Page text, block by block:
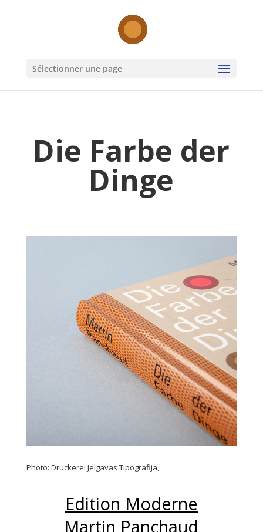
Sélectionner une page
Die Farbe der
Dinge
Photo: Druckerei Jelgavas Tipografija,
Edition Moderne
Martin Panchaud